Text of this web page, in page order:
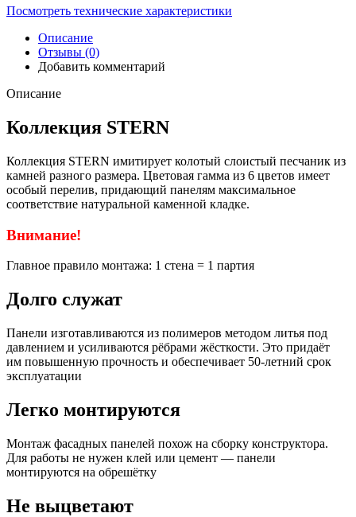
Посмотреть технические характеристики
Описание
Отзывы (0)
Добавить комментарий
Описание
Коллекция STERN
Коллекция STERN имитирует колотый слоистый песчаник из
камней разного размера. Цветовая гамма из 6 цветов имеет
особый перелив, придающий панелям максимальное
соответствие натуральной каменной кладке.
Внимание!
Главное правило монтажа: 1 стена = 1 партия
Долго служат
Панели изготавливаются из полимеров методом литья под
давлением и усиливаются рёбрами жёсткости. Это придаёт
им повышенную прочность и обеспечивает 50-летний срок
эксплуатации
Легко монтируются
Монтаж фасадных панелей похож на сборку конструктора.
Для работы не нужен клей или цемент — панели
монтируются на обрешётку
Не выцветают